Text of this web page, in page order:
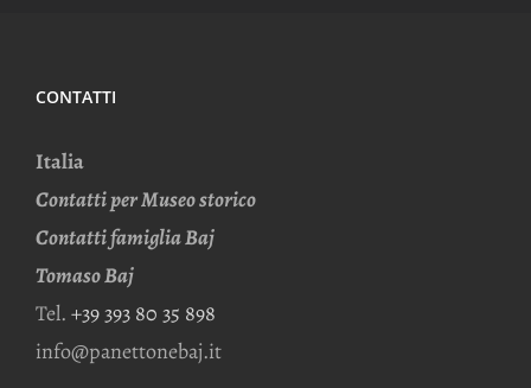
CONTATTI
Italia
Contatti per Museo storico
Contatti famiglia Baj
Tomaso Baj
Tel. +39 393 80 35 898
info@panettonebaj.it